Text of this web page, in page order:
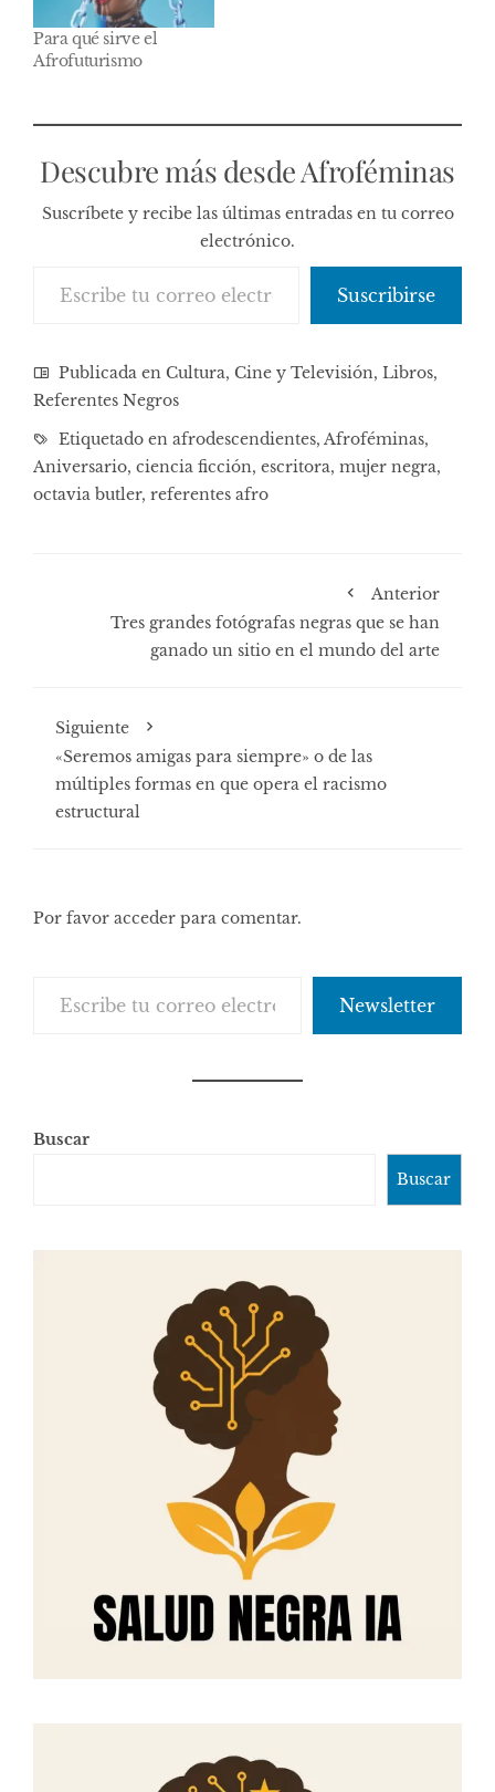
Para qué sirve el
Afrofuturismo
Descubre más desde Afroféminas
Suscríbete y recibe las últimas entradas en tu correo
electrónico.
Suscribirse
Publicada en Cultura, Cine y Televisión, Libros,
Referentes Negros
Etiquetado en afrodescendientes, Afroféminas,
Aniversario, ciencia ficción, escritora, mujer negra,
octavia butler, referentes afro
Anterior
Tres grandes fotógrafas negras que se han
ganado un sitio en el mundo del arte
Siguiente
«Seremos amigas para siempre» o de las
múltiples formas en que opera el racismo
estructural
Por favor acceder para comentar.
Newsletter
Buscar
Buscar